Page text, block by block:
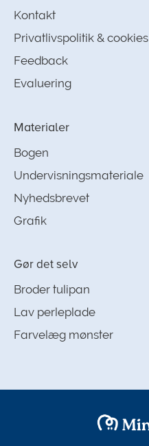
Kontakt
Privatlivspolitik & cookies
Feedback
Evaluering
Materialer
Bogen
Undervisningsmateriale
Nyhedsbrevet
Grafik
Gør det selv
Broder tulipan
Lav perleplade
Farvelæg mønster